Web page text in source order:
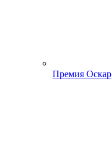
Премия Оскар